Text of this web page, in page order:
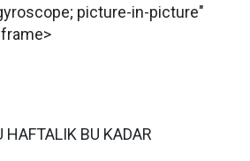
picture-in-picture"
BU KADAR